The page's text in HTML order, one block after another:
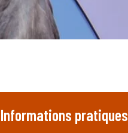
Informations pratiques